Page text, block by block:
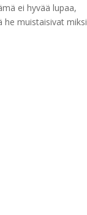
ei hyvää lupaa,
he muistaisivat miksi